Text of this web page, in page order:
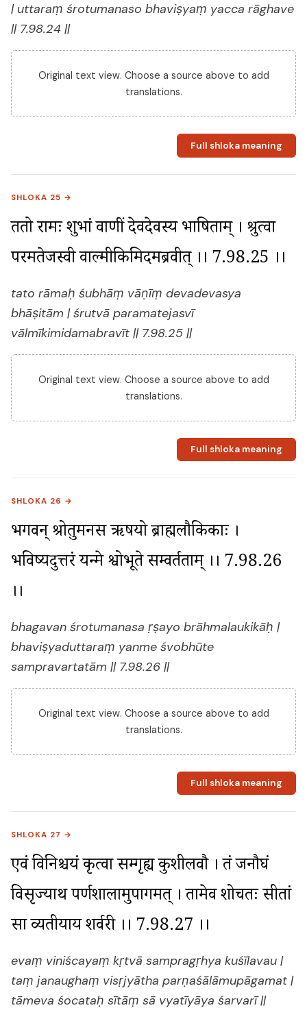
| uttaraṃ śrotumanaso bhaviṣyaṃ yacca rāghave
|| 7.98.24 ||
Original text view. Choose a source above to add
translations.
Full shloka meaning
SHLOKA 25 →
ततो रामः शुभां वाणीं देवदेवस्य भाषिताम् । श्रुत्वा
परमतेजस्वी वाल्मीकिमिदमब्रवीत् ।। 7.98.25 ।।
tato rāmaḥ śubhāṃ vāṇīṃ devadevasya
bhāṣitām | śrutvā paramatejasvī
vālmīkimidamabravīt || 7.98.25 ||
Original text view. Choose a source above to add
translations.
Full shloka meaning
SHLOKA 26 →
भगवन् श्रोतुमनस ऋषयो ब्राह्मलौकिकाः ।
भविष्यदुत्तरं यन्मे श्वोभूते सम्प्रवर्तताम् ।। 7.98.26
।।
bhagavan śrotumanasa ṛṣayo brāhmalaukikāḥ |
bhaviṣyaduttaraṃ yanme śvobhūte
sampravartatām || 7.98.26 ||
Original text view. Choose a source above to add
translations.
Full shloka meaning
SHLOKA 27 →
एवं विनिश्चयं कृत्वा सम्प्रगृह्य कुशीलवौ । तं जनौघं
विसृज्याथ पर्णशालामुपागमत् । तामेव शोचतः सीतां
सा व्यतीयाय शर्वरी ।। 7.98.27 ।।
evaṃ viniścayaṃ kṛtvā sampragṛhya kuśīlavau |
taṃ janaughaṃ visṛjyātha parṇaśālāmupāgamat |
tāmeva śocataḥ sītāṃ sā vyatīyāya śarvarī ||